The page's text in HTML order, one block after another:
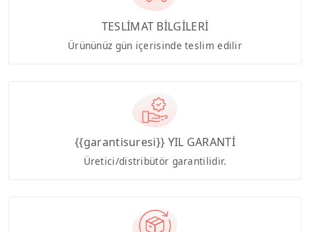
TESLİMAT BİLGİLERİ
Ürününüz gün içerisinde teslim edilir
{{garantisuresi}} YIL GARANTİ
Üretici/distribütör garantilidir.